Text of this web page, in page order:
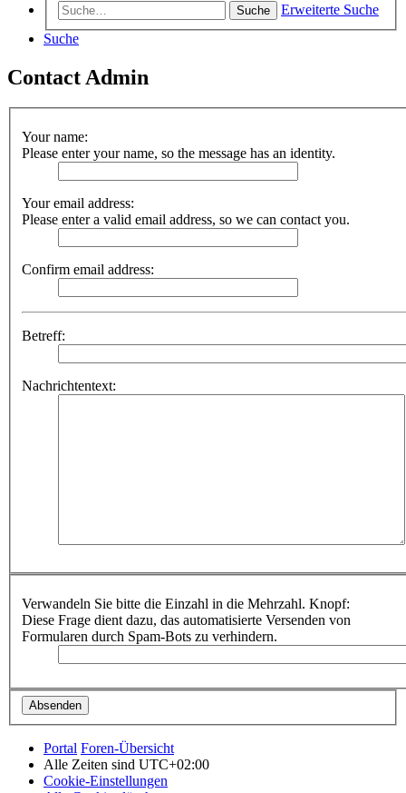
Suche
Erweiterte Suche
Suche
Contact Admin
Your name:
Please enter your name, so the message has an identity.
Your email address:
Please enter a valid email address, so we can contact you.
Confirm email address:
Betreff:
Nachrichtentext:
Verwandeln Sie bitte die Einzahl in die Mehrzahl. Knopf:
Diese Frage dient dazu, das automatisierte Versenden von
Formularen durch Spam-Bots zu verhindern.
Portal Foren-Übersicht
Alle Zeiten sind UTC+02:00
Cookie-Einstellungen